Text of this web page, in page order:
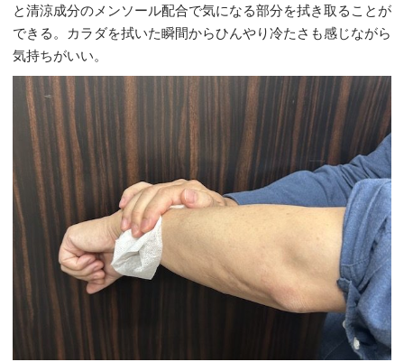
と清涼成分のメンソール配合で気になる部分を拭き取ることが
できる。カラダを拭いた瞬間からひんやり冷たさも感じながら
気持ちがいい。